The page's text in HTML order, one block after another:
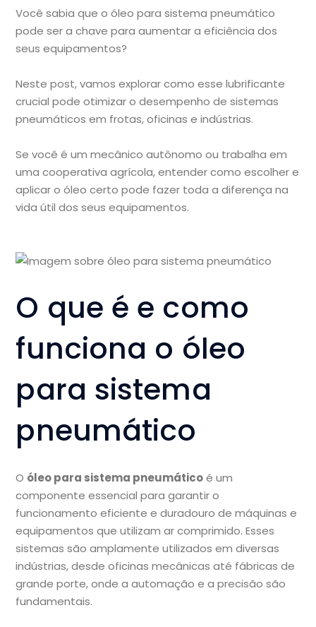
Você sabia que o óleo para sistema pneumático
pode ser a chave para aumentar a eficiência dos
seus equipamentos?
Neste post, vamos explorar como esse lubrificante
crucial pode otimizar o desempenho de sistemas
pneumáticos em frotas, oficinas e indústrias.
Se você é um mecânico autônomo ou trabalha em
uma cooperativa agrícola, entender como escolher e
aplicar o óleo certo pode fazer toda a diferença na
vida útil dos seus equipamentos.
O que é e como
funciona o óleo
para sistema
pneumático
O óleo para sistema pneumáticoé um
componente essencial para garantir o
funcionamento eficiente e duradouro de máquinas e
equipamentos que utilizam ar comprimido. Esses
sistemas são amplamente utilizados em diversas
indústrias, desde oficinas mecânicas até fábricas de
grande porte, onde a automação e a precisão são
fundamentais.